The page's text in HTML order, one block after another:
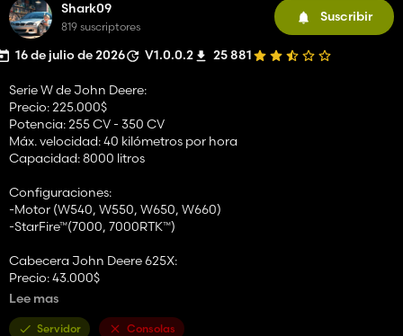
Shark09
819 suscriptores
Suscribir
16 de julio de 2026 V1.0.0.2 25 881
Serie W de John Deere:
Precio: 225.000$
Potencia: 255 CV - 350 CV
Máx. velocidad: 40 kilómetros por hora
Capacidad: 8000 litros
Configuraciones:
-Motor (W540, W550, W650, W660)
-StarFire™(7000, 7000RTK™)
Cabecera John Deere 625X:
Precio: 43.000$
Ancho de trabajo: 7,6m
Lee mas
Servidor Consolas